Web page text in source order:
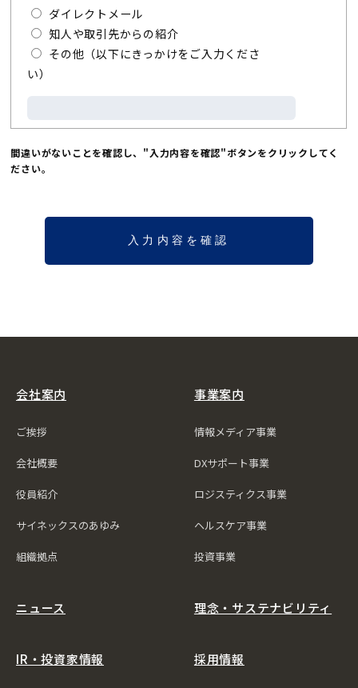
ダイレクトメール
知人や取引先からの紹介
その他（以下にきっかけをご入力くださ
い）
間違いがないことを確認し、"入力内容を確認"ボタンをクリックしてく
ださい。
会社案内
ご挨拶
会社概要
役員紹介
サイネックスのあゆみ
組織拠点
事業案内
情報メディア事業
DXサポート事業
ロジスティクス事業
ヘルスケア事業
投資事業
ニュース
IR・投資家情報
理念・サステナビリティ
採用情報